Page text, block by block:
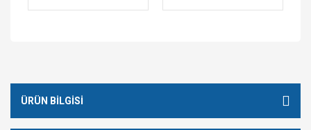
ÜRÜN BILGISI